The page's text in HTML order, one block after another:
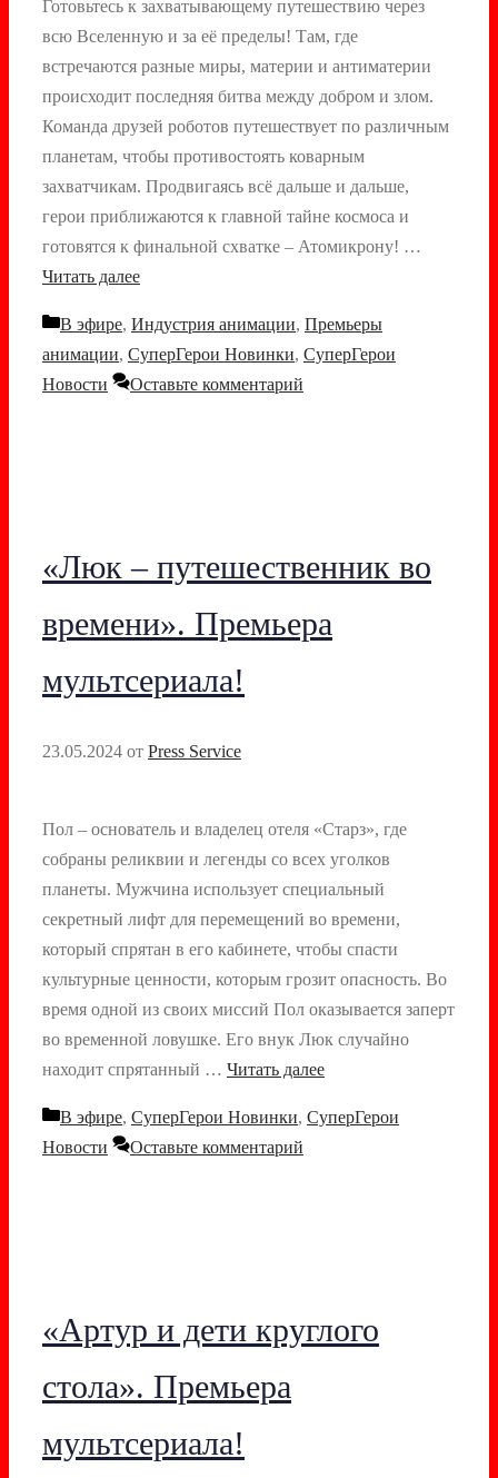
Готовьтесь к захватывающему путешествию через
всю Вселенную и за её пределы! Там, где
встречаются разные миры, материи и антиматерии
происходит последняя битва между добром и злом.
Команда друзей роботов путешествует по различным
планетам, чтобы противостоять коварным
захватчикам. Продвигаясь всё дальше и дальше,
герои приближаются к главной тайне космоса и
готовятся к финальной схватке – Атомикрону! …
Читать далее
Рубрики
В эфире, Индустрия анимации, Премьеры
анимации, СуперГерои Новинки, СуперГерои
Новости
Оставьте комментарий
«Люк – путешественник во
времени». Премьера
мультсериала!
23.05.2024 от Press Service
Пол – основатель и владелец отеля «Старз», где
собраны реликвии и легенды со всех уголков
планеты. Мужчина использует специальный
секретный лифт для перемещений во времени,
который спрятан в его кабинете, чтобы спасти
культурные ценности, которым грозит опасность. Во
время одной из своих миссий Пол оказывается заперт
во временной ловушке. Его внук Люк случайно
находит спрятанный … Читать далее
Рубрики
В эфире, СуперГерои Новинки, СуперГерои
Новости
Оставьте комментарий
«Артур и дети круглого
стола». Премьера
мультсериала!